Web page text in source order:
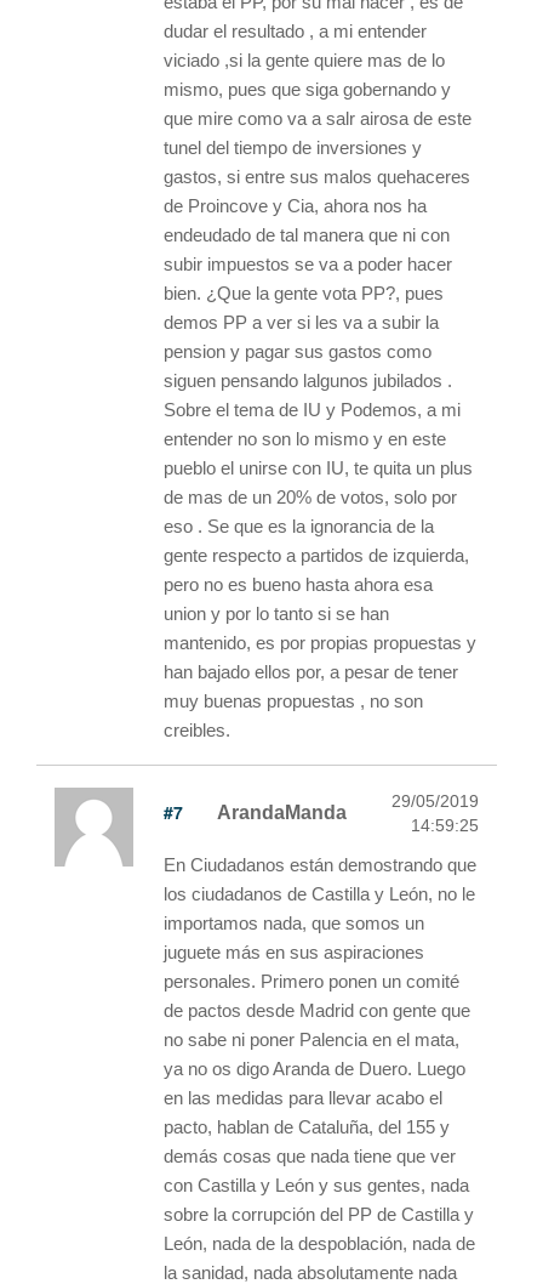
dudar el resultado , a mi entender
viciado ,si la gente quiere mas de lo
mismo, pues que siga gobernando y
que mire como va a salr airosa de este
tunel del tiempo de inversiones y
gastos, si entre sus malos quehaceres
de Proincove y Cia, ahora nos ha
endeudado de tal manera que ni con
subir impuestos se va a poder hacer
bien. ¿Que la gente vota PP?, pues
demos PP a ver si les va a subir la
pension y pagar sus gastos como
siguen pensando lalgunos jubilados .
Sobre el tema de IU y Podemos, a mi
entender no son lo mismo y en este
pueblo el unirse con IU, te quita un plus
de mas de un 20% de votos, solo por
eso . Se que es la ignorancia de la
gente respecto a partidos de izquierda,
pero no es bueno hasta ahora esa
union y por lo tanto si se han
mantenido, es por propias propuestas y
han bajado ellos por, a pesar de tener
muy buenas propuestas , no son
creibles.
#7 ArandaManda
29/05/2019
14:59:25
En Ciudadanos están demostrando que
los ciudadanos de Castilla y León, no le
importamos nada, que somos un
juguete más en sus aspiraciones
personales. Primero ponen un comité
de pactos desde Madrid con gente que
no sabe ni poner Palencia en el mata,
ya no os digo Aranda de Duero. Luego
en las medidas para llevar acabo el
pacto, hablan de Cataluña, del 155 y
demás cosas que nada tiene que ver
con Castilla y León y sus gentes, nada
sobre la corrupción del PP de Castilla y
León, nada de la despoblación, nada de
la sanidad, nada absolutamente nada